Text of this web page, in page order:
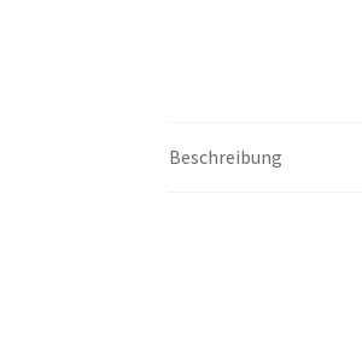
Beschreibung